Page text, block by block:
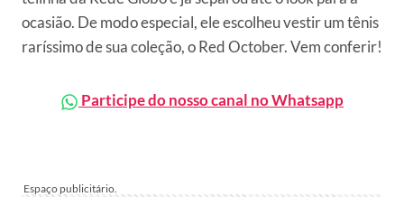
ocasião. De modo especial, ele escolheu vestir um tênis
raríssimo de sua coleção, o Red October. Vem conferir!
Participe do nosso canal no Whatsapp